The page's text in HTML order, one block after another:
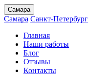
Самара
Самара Санкт-Петербург
Главная
Наши работы
Блог
Отзывы
Контакты